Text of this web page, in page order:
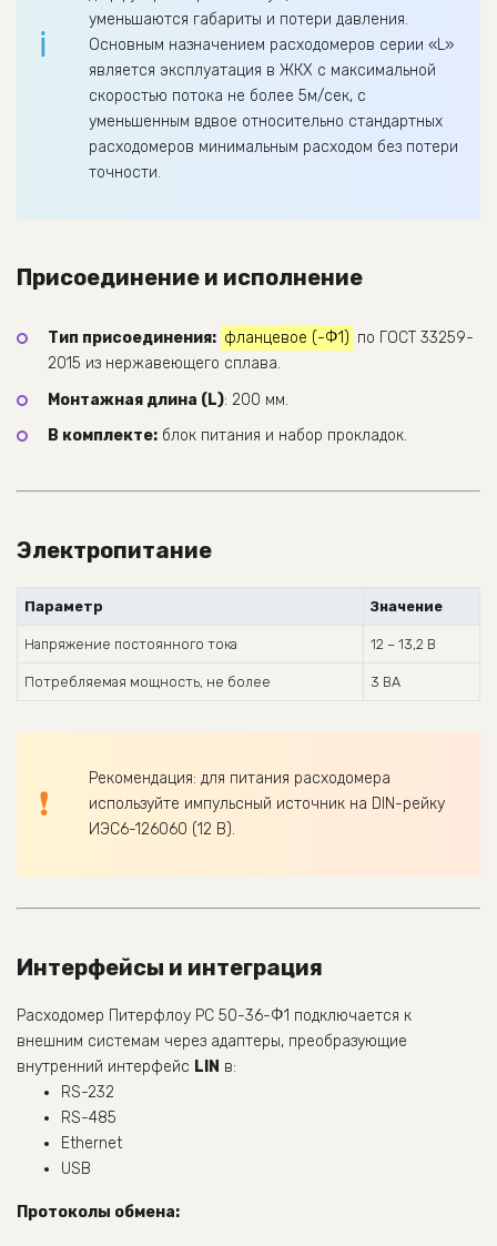
уменьшаются габариты и потери давления.
Основным назначением расходомеров серии «L»
является эксплуатация в ЖКХ с максимальной
скоростью потока не более 5м/сек, с
уменьшенным вдвое относительно стандартных
расходомеров минимальным расходом без потери
точности.
Присоединение и исполнение
Тип присоединения: фланцевое (-Ф1) по ГОСТ 33259-
2015 из нержавеющего сплава.
Монтажная длина (L): 200 мм.
В комплекте: блок питания и набор прокладок.
Электропитание
Параметр Значение
Напряжение постоянного тока 12 – 13,2 В
Потребляемая мощность, не более 3 ВА
Рекомендация: для питания расходомера
используйте импульсный источник на DIN-рейку
ИЭС6-126060 (12 В).
Интерфейсы и интеграция
Расходомер Питерфлоу РС 50-36-Ф1 подключается к
внешним системам через адаптеры, преобразующие
внутренний интерфейс LIN в:
RS-232
RS-485
Ethernet
USB
Протоколы обмена: